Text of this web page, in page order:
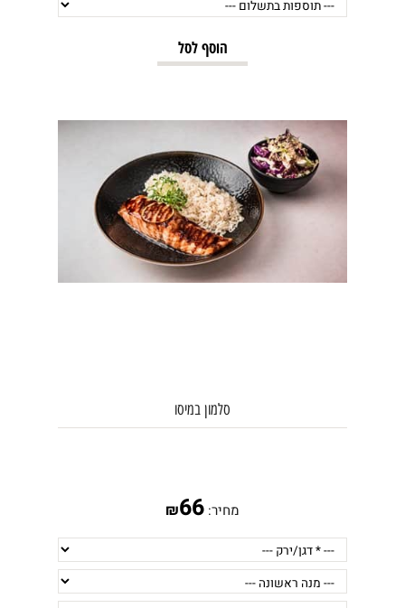
הערות להזמנה:
הוסף לסל
סלמון במיסו
מחיר: ₪66